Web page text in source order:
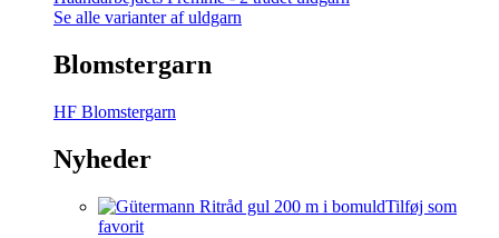
Se alle varianter af uldgarn
Blomstergarn
HF Blomstergarn
Nyheder
Tilføj som
favorit